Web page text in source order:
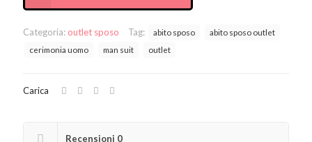
Categoria: outlet sposo Tag: abito sposo
abito sposo outlet
cerimonia uomo
man suit outlet
Carica
Recensioni 0